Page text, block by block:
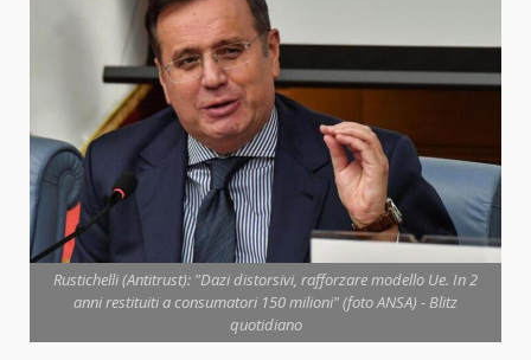
Rustichelli (Antitrust): "Dazi distorsivi, rafforzare modello Ue. In 2
anni restituiti a consumatori 150 milioni" (foto ANSA) - Blitz
quotidiano